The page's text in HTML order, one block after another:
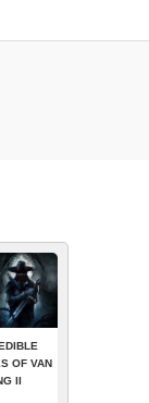
OF VAN
II